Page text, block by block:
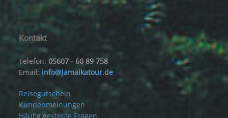
Kontakt
Telefon:05607 - 60 89 758
Email: info@jamaikatour.de
Reisegutschein
Kundenmeinungen
Häufig gestellte Fragen